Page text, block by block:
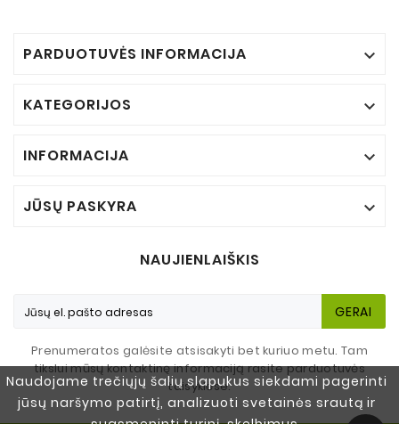
Naudojame trečiųjų šalių slapukus siekdami pagerinti
jūsų naršymo patirtį, analizuoti svetainės srautą ir
PARDUOTUVĖS INFORMACIJA 
KATEGORIJOS 
INFORMACIJA 
JŪSŲ PASKYRA 
NAUJIENLAIŠKIS
GERAI
Prenumeratos galėsite atsisakyti bet kuriuo metu. Tam
tikslui mūsų kontaktinę informaciją rasite parduotuvės
taisyklėse.